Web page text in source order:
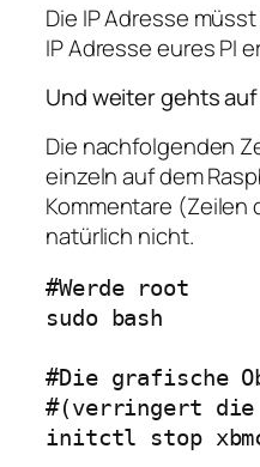
Die IP Adresse
IP Adresse eures PI
Und weiter gehts auf
Die nachfolgenden
einzeln auf dem
Kommentare
natürlich nicht.
#Werde root
sudo bash
#Die grafische
#(verringert die
initctl stop